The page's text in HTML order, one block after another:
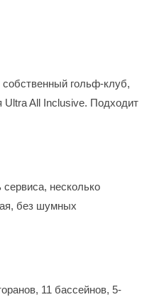
гольф-клуб,
All Inclusive. Подходит
несколько
без шумных
11 бассейнов, 5-